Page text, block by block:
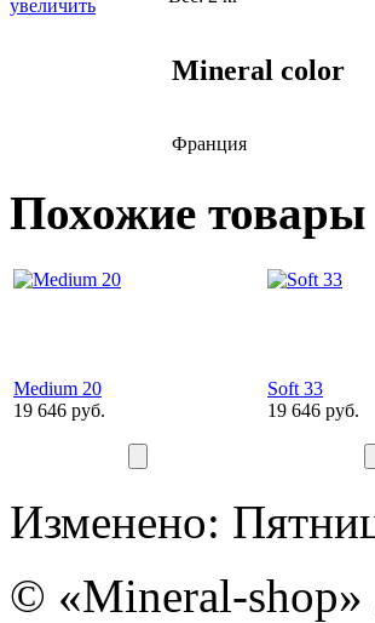
увеличить
Mineral color
Франция
Похожие товары
Medium 20
19 646 руб.
Soft 33
19 646 руб.
Изменено:
© «Mineral-shop»